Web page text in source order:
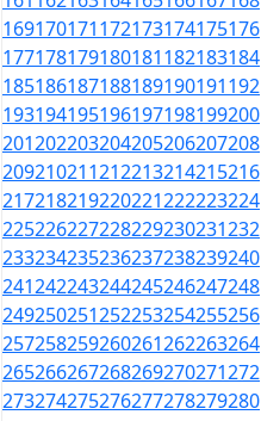
169170171172173174175176
177178179180181182183184
185186187188189190191192
193194195196197198199200
201202203204205206207208
209210211212213214215216
217218219220221222223224
225226227228229230231232
233234235236237238239240
241242243244245246247248
249250251252253254255256
257258259260261262263264
265266267268269270271272
273274275276277278279280